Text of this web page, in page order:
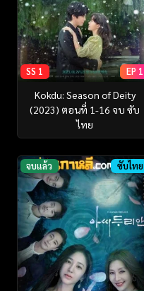
SS 1 EP 1
Kokdu: Season of Deity
(2023) ตอนที่ 1-16 จบ ซับ
ไทย
จบแล้ว ซับไทย